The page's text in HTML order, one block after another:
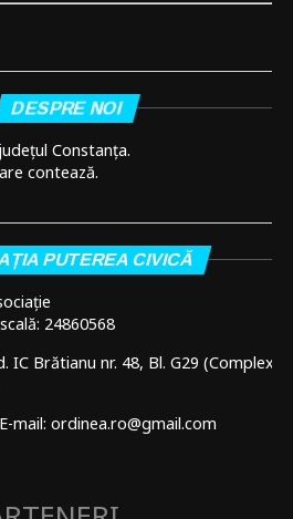
DESPRE NOI
Constanța.
contează.
PUTEREA CIVICĂ
24860568
IC Brătianu nr. 48, Bl. G29 (Complex
mail: ordinea.ro@gmail.com